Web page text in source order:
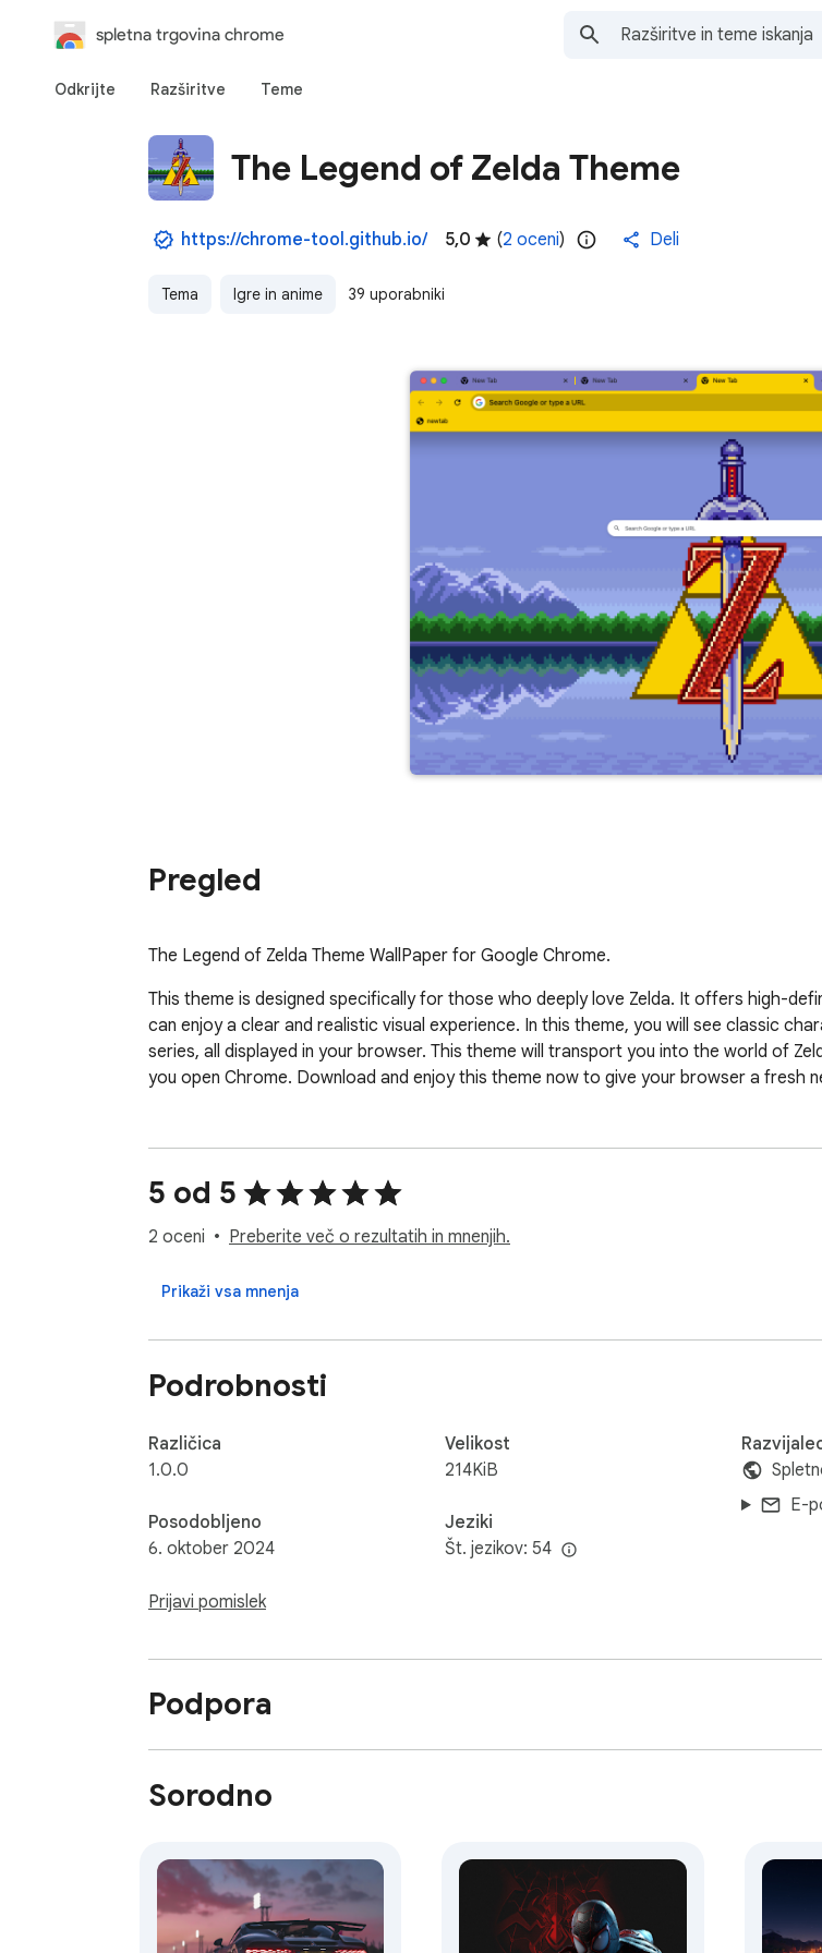
spletna trgovina chrome
Odkrijte Razširitve Teme
The Legend of Zelda Theme
https://chrome-tool.github.io/ 5,0 (2 oceni) Deli
Tema Igre in anime 39 uporabniki
Pregled
The Legend of Zelda Theme WallPaper for Google Chrome.
This theme is designed specifically for those who deeply love Zelda. It offers high-
can enjoy a clear and realistic visual experience. In this theme, you will see classic
series, all displayed in your browser. This theme will transport you into the world of
you open Chrome. Download and enjoy this theme now to give your browser a fresh
5 od 5
2 oceni Preberite več o rezultatih in mnenjih.
Prikaži vsa mnenja
Podrobnosti
Različica
1.0.0
Posodobljeno
6. oktober 2024
Prijavi pomislek
Velikost
214KiB
Jeziki
Št. jezikov: 54
E-
Podpora
Sorodno